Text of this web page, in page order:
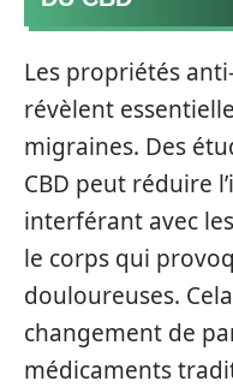
Les propriétés
révèlent
migraines. Des
CBD peut réduire
interférant avec
le corps qui
douloureuses.
changement de
médicaments